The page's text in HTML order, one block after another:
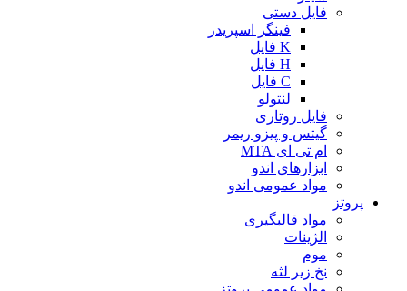
فایل دستی
فینگر اسپریدر
K فایل
H فایل
C فایل
لنتولو
فایل روتاری
گیتس و پیزو ریمر
ام تی ای MTA
ابزارهای اندو
مواد عمومی اندو
پروتز
مواد قالبگیری
الژینات
موم
نخ زیر لثه